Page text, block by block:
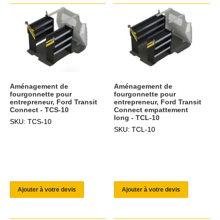
Aménagement de
fourgonnette pour
entrepreneur, Ford Transit
Connect - TCS-10
SKU: TCS-10
Ajouter à votre devis
Aménagement de
fourgonnette pour
entrepreneur, Ford Transit
Connect empattement
long - TCL-10
SKU: TCL-10
Ajouter à votre devis